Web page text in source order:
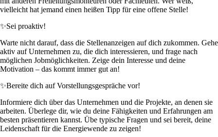
vielleicht hat jemand einen heißen Tipp für eine offene Stelle!
✨Sei proaktiv!
Warte nicht darauf, dass die Stellenanzeigen auf dich zukommen. Gehe
aktiv auf Unternehmen zu, die dich interessieren, und frage nach
möglichen Jobmöglichkeiten. Zeige dein Interesse und deine
Motivation – das kommt immer gut an!
✨Bereite dich auf Vorstellungsgespräche vor!
Informiere dich über das Unternehmen und die Projekte, an denen sie
arbeiten. Überlege dir, wie du deine Fähigkeiten und Erfahrungen am
besten präsentieren kannst. Übe typische Fragen und sei bereit, deine
Leidenschaft für die Energiewende zu zeigen!